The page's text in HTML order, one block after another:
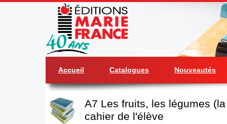
Accueil Catalogues Nouveautés
A7 Les fruits, les légumes
cahier de l'élève